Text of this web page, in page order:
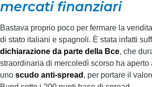
mercati finanziari
Bastava proprio poco per fermare la
di stato italiani e spagnoli. È stata infatti
dichiarazione da parte della Bce, che
straordinaria di mercoledì scorso ha
uno scudo anti-spread , per portare il